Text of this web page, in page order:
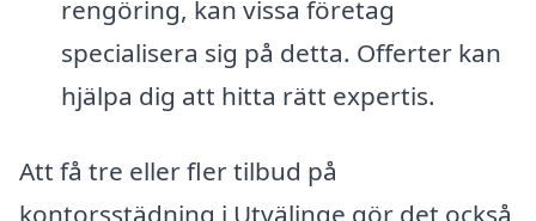
rengöring, kan vissa företag
specialisera sig på detta. Offerter kan
hjälpa dig att hitta rätt expertis.
Att få tre eller fler tilbud på